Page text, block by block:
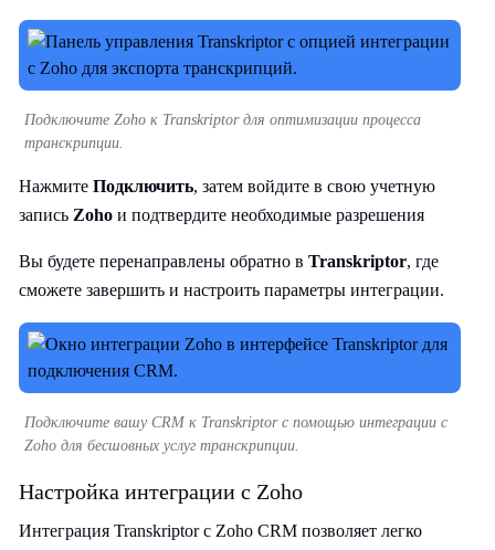
Подключите Zoho к Transkriptor для оптимизации процесса
транскрипции.
Нажмите Подключить, затем войдите в свою учетную
запись Zoho и подтвердите необходимые разрешения
Вы будете перенаправлены обратно в Transkriptor, где
сможете завершить и настроить параметры интеграции.
Подключите вашу CRM к Transkriptor с помощью интеграции с
Zoho для бесшовных услуг транскрипции.
Настройка интеграции с Zoho
Интеграция Transkriptor с Zoho CRM позволяет легко